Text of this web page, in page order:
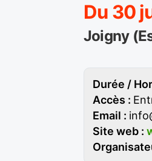
Du 30
Joigny
Durée /
Accès :
Email :
Site web :